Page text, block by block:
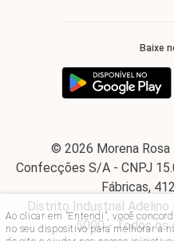
Ao clicar em "Entendi", você
no seu dispositivo para melhorar a
Baixe
© 2026 Morena Rosa
Confecções S/A - CNPJ
Fábricas,
Distrito Industrial Adelino
5000 - Todos os